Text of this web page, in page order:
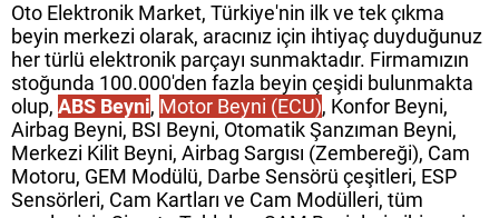
Oto Elektronik Market, Türkiye'nin ilk ve tek çıkma
beyin merkezi olarak, aracınız için ihtiyaç duyduğunuz
her türlü elektronik parçayı sunmaktadır. Firmamızın
stoğunda 100.000'den fazla beyin çeşidi bulunmakta
olup, ABS Beyni, Motor Beyni (ECU), Konfor Beyni,
Airbag Beyni, BSI Beyni, Otomatik Şanzıman Beyni,
Merkezi Kilit Beyni, Airbag Sargısı (Zembereği), Cam
Motoru, GEM Modülü, Darbe Sensörü çeşitleri, ESP
Sensörleri, Cam Kartları ve Cam Modülleri, tüm